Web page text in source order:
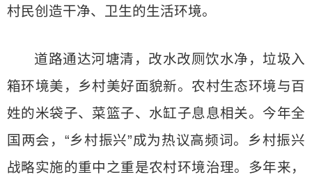
村民创造干净、卫生的生活环境。
道路通达河塘清，改水改厕饮水净，垃圾入
箱环境美，乡村美好面貌新。农村生态环境与百
姓的米袋子、菜篮子、水缸子息息相关。今年全
国两会，“乡村振兴”成为热议高频词。乡村振兴
战略实施的重中之重是农村环境治理。多年来，